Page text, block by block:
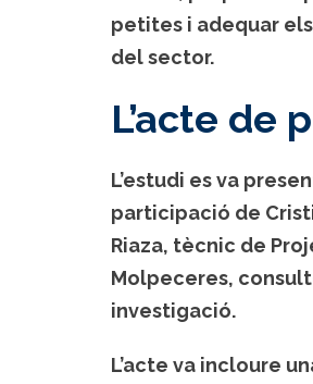
petites i adequar
del sector.
L’acte de
L’estudi es va
participació de
Riaza, tècnic de
Molpeceres,
investigació.
L’acte va incloure